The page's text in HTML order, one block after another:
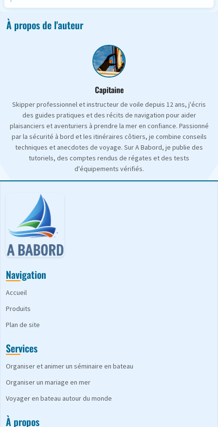
À propos de l'auteur
Capitaine
Skipper professionnel et instructeur de voile depuis 12 ans, j'écris
des guides pratiques et des récits de navigation pour aider
plaisanciers et aventuriers à prendre la mer en confiance. Passionné
par la sécurité à bord et les itinéraires côtiers, je combine conseils
techniques et anecdotes de voyage. Sur A Babord, je publie des
tutoriels, des comptes rendus de régates et des tests
d'équipements vérifiés.
Navigation
Accueil
Produits
Plan de site
Services
Organiser et animer un séminaire en bateau
Organiser un mariage en mer
Voyager en bateau autour du monde
À propos